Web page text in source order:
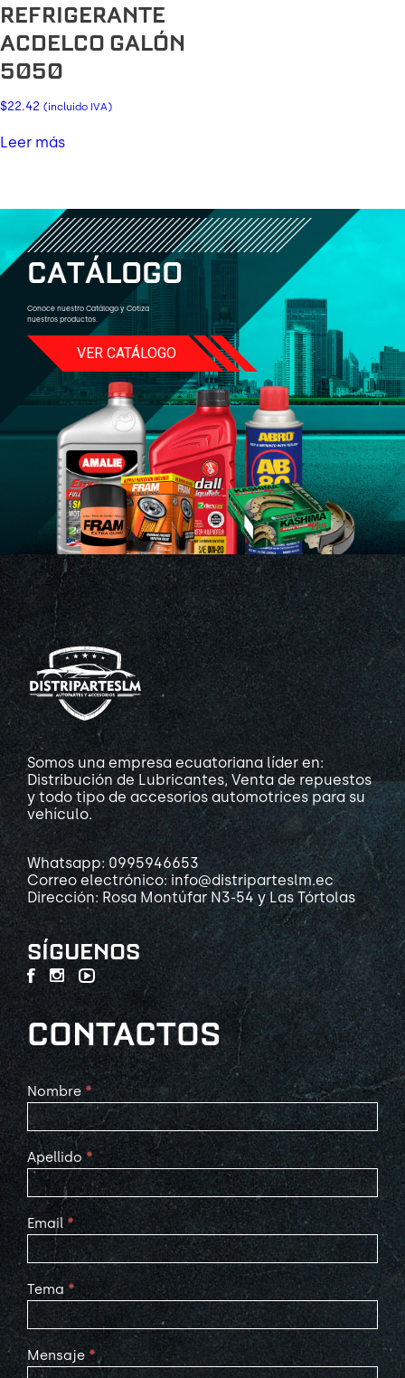
REFRIGERANTE
ACDELCO GALÓN
5050
$22.42 (incluido IVA)
Leer más
CATÁLOGO
Conoce nuestro Catálogo y Cotiza
nuestros productos.
VER CATÁLOGO
Somos una empresa ecuatoriana líder en:
Distribución de Lubricantes, Venta de repuestos
y todo tipo de accesorios automotrices para su
vehículo.
Whatsapp: 0995946653
Correo electrónico: info@distriparteslm.ec
Dirección: Rosa Montúfar N3-54 y Las Tórtolas
SÍGUENOS
CONTACTOS
Contact
Us
Nombre *
Apellido *
Email *
Tema *
Mensaje *